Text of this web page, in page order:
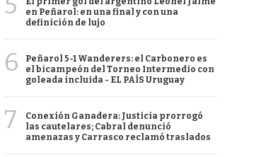
en Peñarol: en una final y con una
definición de lujo
6
Peñarol 5-1 Wanderers: el Carbonero es
el bicampeón del Torneo Intermedio con
goleada incluida - EL PAÍS Uruguay
7
Conexión Ganadera: Justicia prorrogó
las cautelares; Cabral denunció
amenazas y Carrasco reclamó traslados